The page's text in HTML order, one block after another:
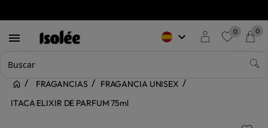
 keyboard_arrow_down 0 0
FRAGANCIAS
FRAGANCIA UNISEX
ITACA ELIXIR DE PARFUM 75ml